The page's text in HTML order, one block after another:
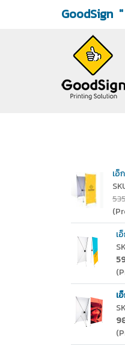
GoodSign "
เอ็
เ
เ